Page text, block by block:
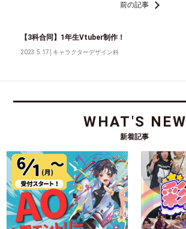
前の記事
【3科合同】1年生Vtuber制作！
2023.5.17 キャラクターデザイン科
WHAT'S NEW
新着記事